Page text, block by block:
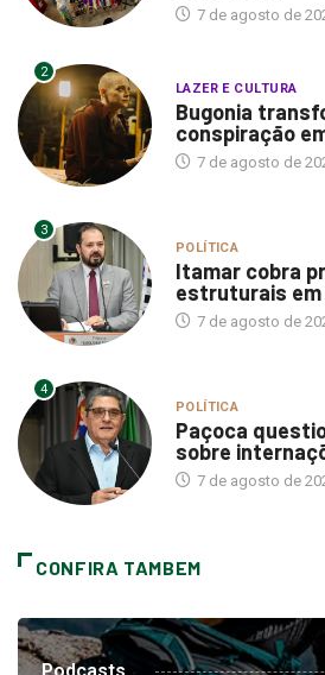
7 de agosto de
2
LAZER E CULTURA
Bugonia
conspiração
7 de agosto de
3
POLÍTICA
Itamar cobra
estruturais em
7 de agosto de
4
POLÍTICA
Paçoca
sobre
7 de agosto de
CONFIRA TAMBEM